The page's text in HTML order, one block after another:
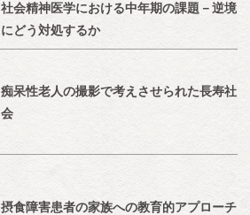
社会精神医学における中年期の課題－逆境
にどう対処するか
痴呆性老人の撮影で考えさせられた長寿社
会
摂食障害患者の家族への教育的アプローチ